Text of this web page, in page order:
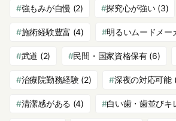
強もみが自慢 (2) 探究心が強い(3)
施術経験豊富 (4) 明るいムードメー
武道 (2) 民間・国家資格保有(6)
治療院勤務経験(2) 深夜の対応可能
清潔感がある (4) 白い歯・歯並びキ